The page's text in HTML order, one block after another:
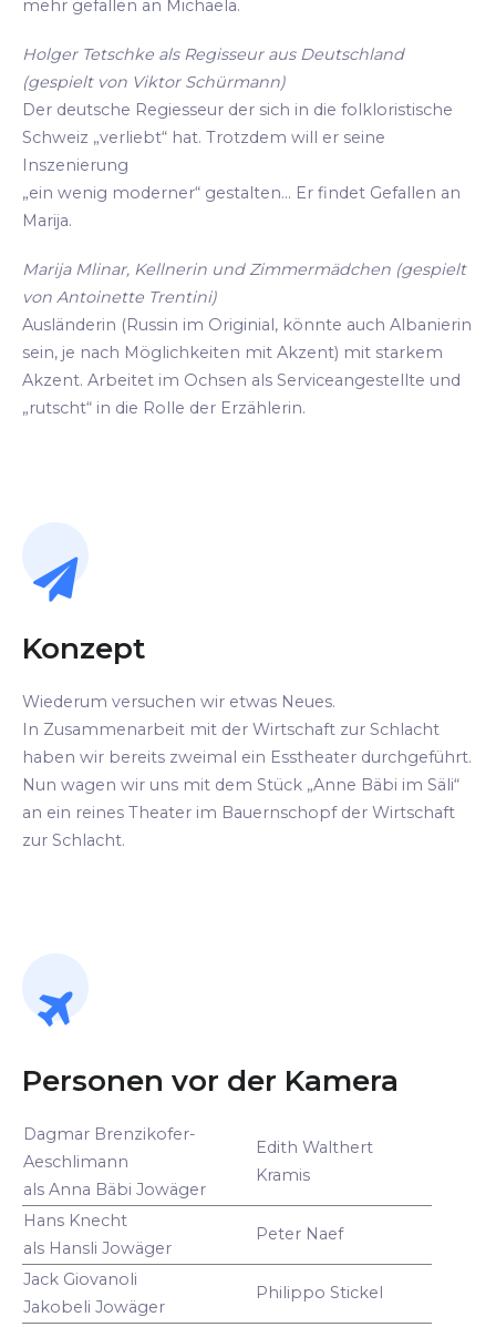
mehr gefallen an Michaela.
Holger Tetschke als Regisseur aus Deutschland
(gespielt von Viktor Schürmann)
Der deutsche Regiesseur der sich in die folkloristische
Schweiz „verliebt“ hat. Trotzdem will er seine
Inszenierung
„ein wenig moderner“ gestalten... Er findet Gefallen an
Marija.
Marija Mlinar, Kellnerin und Zimmermädchen (gespielt
von Antoinette Trentini)
Ausländerin (Russin im Originial, könnte auch Albanierin
sein, je nach Möglichkeiten mit Akzent) mit starkem
Akzent. Arbeitet im Ochsen als Serviceangestellte und
„rutscht“ in die Rolle der Erzählerin.
Konzept
Wiederum versuchen wir etwas Neues.
In Zusammenarbeit mit der Wirtschaft zur Schlacht
haben wir bereits zweimal ein Esstheater durchgeführt.
Nun wagen wir uns mit dem Stück „Anne Bäbi im Säli“
an ein reines Theater im Bauernschopf der Wirtschaft
zur Schlacht.
Personen vor der Kamera
Dagmar Brenzikofer-
Aeschlimann
als Anna Bäbi Jowäger
Edith Walthert
Kramis
Hans Knecht
als Hansli Jowäger
Peter Naef
Jack Giovanoli
Jakobeli Jowäger
Philippo Stickel